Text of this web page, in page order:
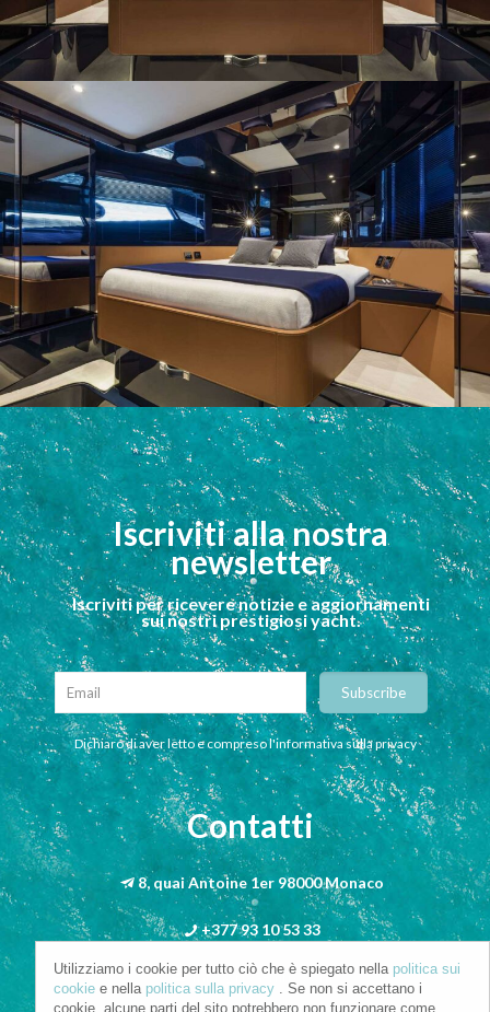
Iscriviti alla nostra
newsletter
Iscriviti per ricevere notizie e aggiornamenti
sui nostri prestigiosi yacht.
Dichiaro di aver letto e compreso l'informativa sulla privacy
Contatti
8, quai Antoine 1er 98000 Monaco
+377 93 10 53 33
info@riva-mbs.com
Utilizziamo i cookie per tutto ciò che è spiegato nella politica sui
cookie e nella politica sulla privacy . Se non si accettano i
cookie, alcune parti del sito potrebbero non funzionare come